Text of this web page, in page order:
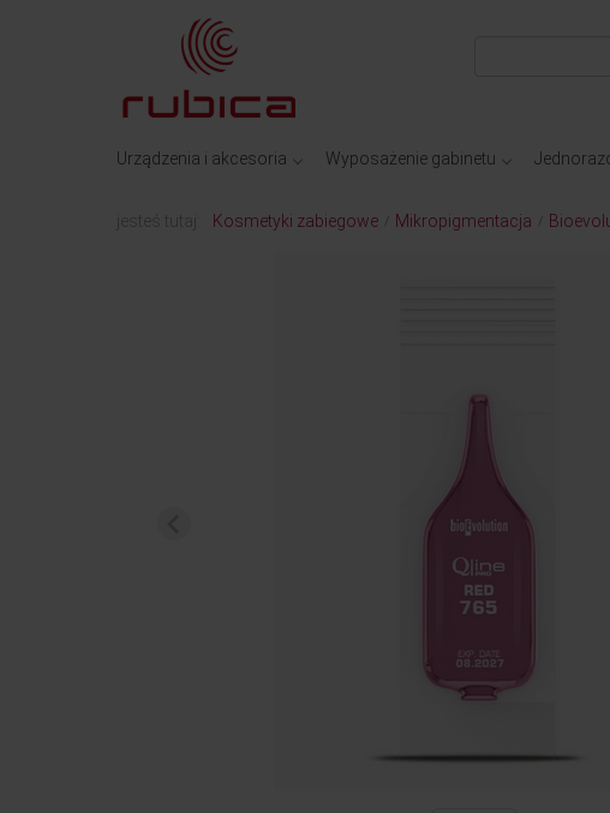
Urządzenia i akcesoria Wyposażenie gabinetu
jesteś tutaj: Kosmetyki zabiegowe Mikropigmentacja